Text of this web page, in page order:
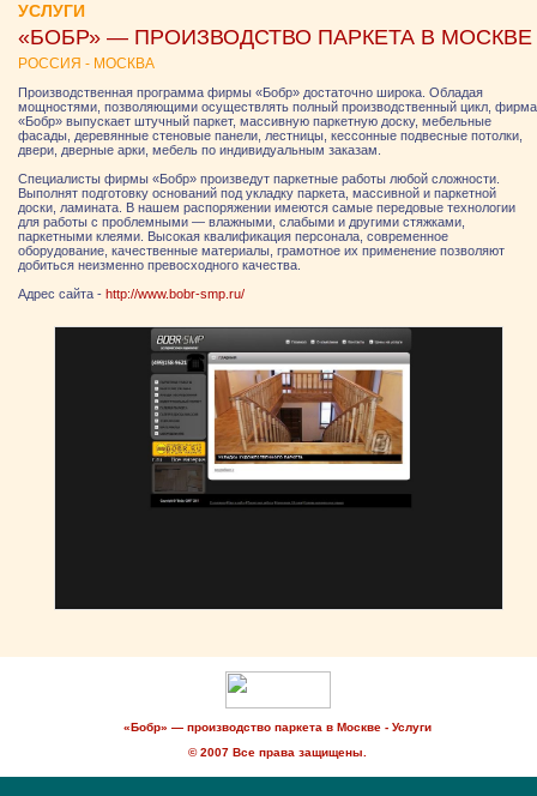
УСЛУГИ
«БОБР» — ПРОИЗВОДСТВО ПАРКЕТА В МОСКВЕ
РОССИЯ - МОСКВА
Производственная программа фирмы «Бобр» достаточно широка. Обладая
мощностями, позволяющими осуществлять полный производственный цикл, фирма
«Бобр» выпускает штучный паркет, массивную паркетную доску, мебельные
фасады, деревянные стеновые панели, лестницы, кессонные подвесные потолки,
двери, дверные арки, мебель по индивидуальным заказам.
Специалисты фирмы «Бобр» произведут паркетные работы любой сложности.
Выполнят подготовку оснований под укладку паркета, массивной и паркетной
доски, ламината. В нашем распоряжении имеются самые передовые технологии
для работы с проблемными — влажными, слабыми и другими стяжками,
паркетными клеями. Высокая квалификация персонала, современное
оборудование, качественные материалы, грамотное их применение позволяют
добиться неизменно превосходного качества.
Адрес сайта - http://www.bobr-smp.ru/
«Бобр» — производство паркета в Москве - Услуги
© 2007 Все права защищены.